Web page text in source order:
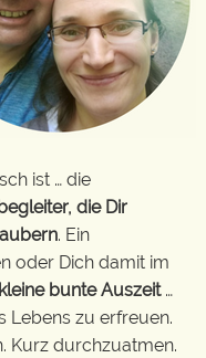
ist … die
die Dir
. Ein
oder Dich damit im
kleine bunte Auszeit…
Lebens zu erfreuen.
Kurz durchzuatmen.